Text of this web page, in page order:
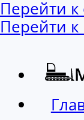
Перейти
Перейти к